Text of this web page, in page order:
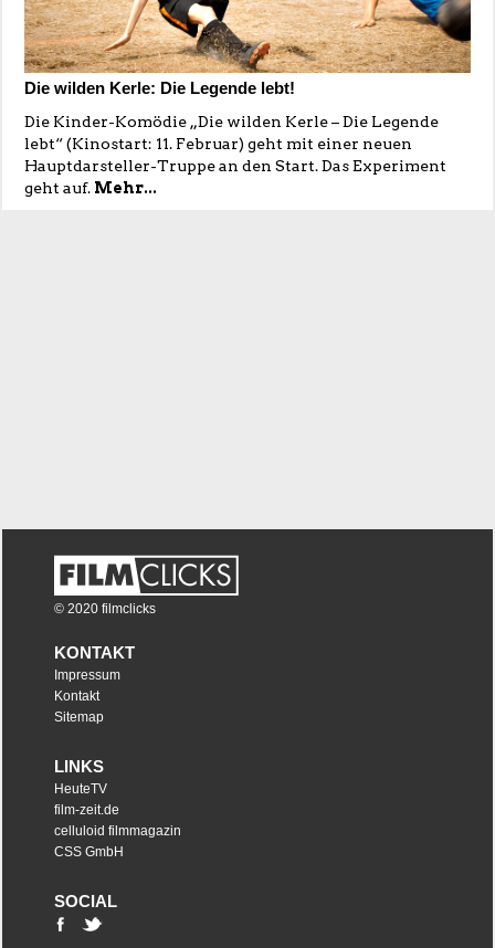
Die wilden Kerle: Die Legende lebt!
Die Kinder-Komödie „Die wilden Kerle – Die Legende
lebt“ (Kinostart: 11. Februar) geht mit einer neuen
Hauptdarsteller-Truppe an den Start. Das Experiment
geht auf. Mehr...
© 2020 filmclicks
KONTAKT
Impressum
Kontakt
Sitemap
LINKS
HeuteTV
film-zeit.de
celluloid filmmagazin
CSS GmbH
SOCIAL